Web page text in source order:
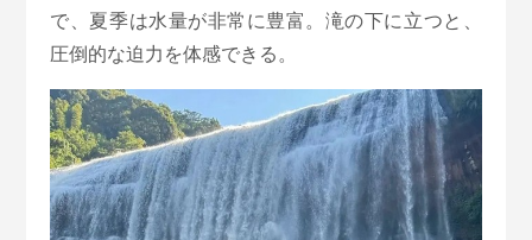
で、夏季は水量が非常に豊富。滝の下に立つと、
圧倒的な迫力を体感できる。